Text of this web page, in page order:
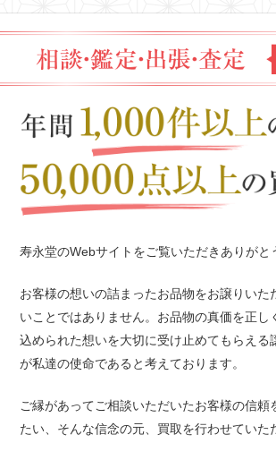
寿永堂のWebサイトをご覧いただきありがと
お客様の想いの詰まったお品物をお譲りいた
いことではありません。 お品物の真価を正し
込められた想いを大切に受け止めてもらえる
が私達の使命であると考えております。
ご縁があってご相談いただいたお客様の信頼
たい、 そんな信念の元、買取を行わせていた